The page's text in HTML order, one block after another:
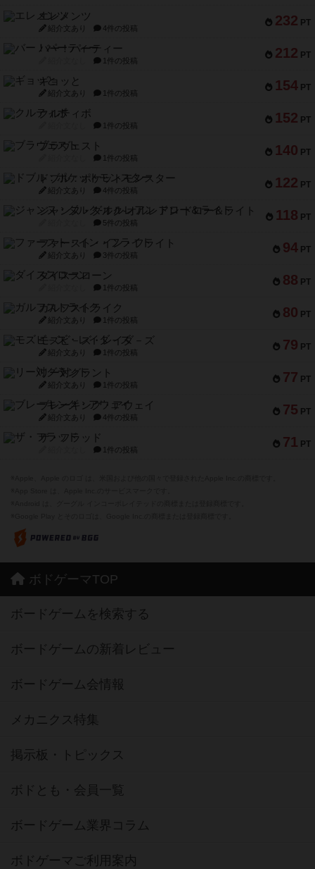
232 PT
エレメンツ
紹介文あり 4件の投稿
212 PT
バー！パーティー
1件の投稿
154 PT
ギョッと
紹介文あり 1件の投稿
152 PT
クルティボ
1件の投稿
140 PT
ブラヴェスト
1件の投稿
122 PT
ドブル：ポケットモンスター
紹介文あり 4件の投稿
118 PT
ジャンヌ・ダルク-オルレアン ドロー＆ライト
5件の投稿
94 PT
ファースト・イン・フライト
紹介文あり 3件の投稿
88 PT
ダイススローン
1件の投稿
80 PT
ガルフストライク
紹介文あり 1件の投稿
79 PT
モズビ－ズ・レイダ－ズ
紹介文あり 1件の投稿
77 PT
リー対グラント
紹介文あり 1件の投稿
75 PT
ブレーキング・アウェイ
紹介文あり 4件の投稿
71 PT
ザ・フラッド
1件の投稿
ボドゲーマTOP
ボードゲームを検索する
ボードゲームの新着レビュー
ボードゲーム会情報
メカニクス特集
掲示板・トピックス
ボドとも・会員一覧
ボードゲーム業界コラム
ボドゲーマご利用案内